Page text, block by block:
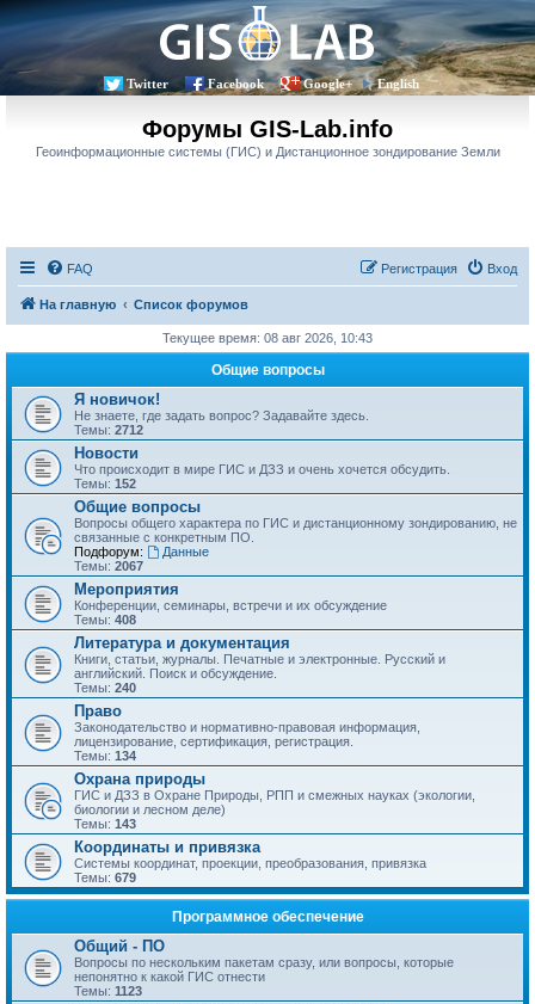
Twitter Facebook Google+ English
Форумы GIS-Lab.info
Геоинформационные системы (ГИС) и Дистанционное зондирование Земли
FAQ Вход
Регистрация
На главную Список форумов
Текущее время: 08 авг 2026, 10:43
Общие вопросы
Я новичок!
Не знаете, где задать вопрос? Задавайте здесь.
Темы: 2712
Новости
Что происходит в мире ГИС и ДЗЗ и очень хочется обсудить.
Темы: 152
Общие вопросы
Вопросы общего характера по ГИС и дистанционному зондированию, не
связанные с конкретным ПО.
Подфорум:
Данные
Темы: 2067
Мероприятия
Конференции, семинары, встречи и их обсуждение
Темы: 408
Литература и документация
Книги, статьи, журналы. Печатные и электронные. Русский и
английский. Поиск и обсуждение.
Темы: 240
Право
Законодательство и нормативно-правовая информация,
лицензирование, сертификация, регистрация.
Темы: 134
Охрана природы
ГИС и ДЗЗ в Охране Природы, РПП и смежных науках (экологии,
биологии и лесном деле)
Темы: 143
Координаты и привязка
Системы координат, проекции, преобразования, привязка
Темы: 679
Программное обеспечение
Общий - ПО
Вопросы по нескольким пакетам сразу, или вопросы, которые
непонятно к какой ГИС отнести
Темы: 1123